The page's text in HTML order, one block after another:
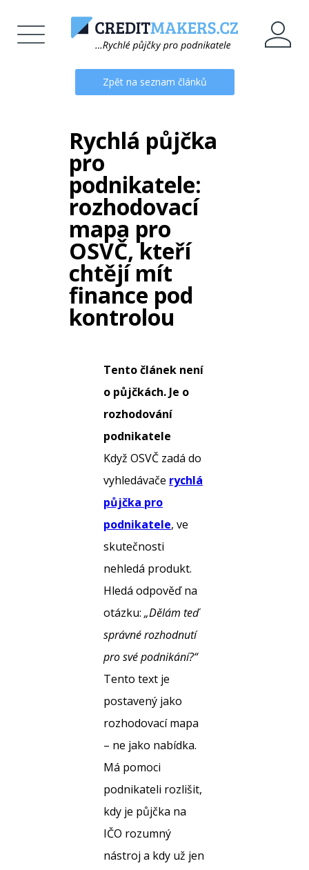
Zpět na seznam článků
Rychlá půjčka
pro
podnikatele:
rozhodovací
mapa pro
OSVČ, kteří
chtějí mít
finance pod
kontrolou
Tento článek není
o půjčkách. Je o
rozhodování
podnikatele
Když OSVČ zadá do
vyhledávače rychlá
půjčka pro
podnikatele, ve
skutečnosti
nehledá produkt.
Hledá odpověď na
otázku: „Dělám teď
správné rozhodnutí
pro své podnikání?“
Tento text je
postavený jako
rozhodovací mapa
– ne jako nabídka.
Má pomoci
podnikateli rozlišit,
kdy je půjčka na
IČO rozumný
nástroj a kdy už jen